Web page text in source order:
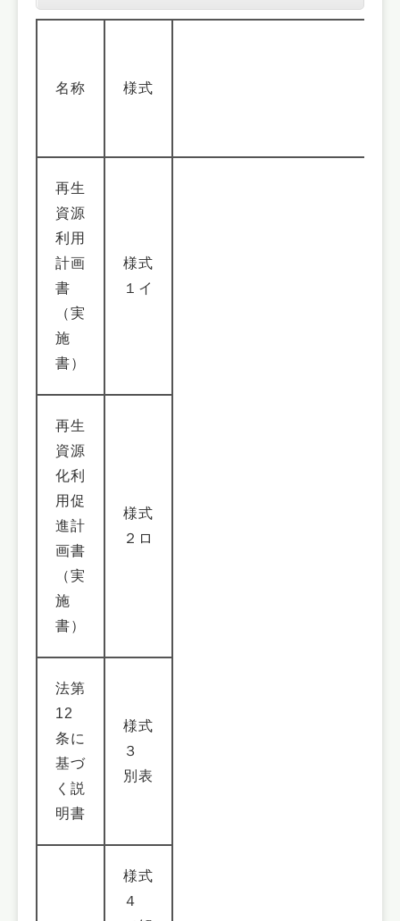
名称 様式
再生
資源
利用
計画
書
（実
施
書）
様式
１イ
再生
資源
化利
用促
進計
画書
（実
施
書）
様式
２ロ
法第
12
条に
基づ
く説
明書
様式
３
別表
様式
４